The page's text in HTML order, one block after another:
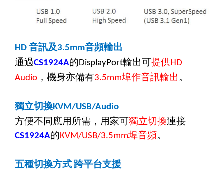
HD 音訊及 3.5mm音頻輸出
通過CS1924A的 DisplayPort輸出可提供HD
Audio ，機身亦備有3.5mm埠作音訊輸出 。
獨立切換KVM/USB/Audio
方便不同應用所需，用家可獨立切換連接
CS1924A的KVM/USB/3.5mm埠音頻。
五種切換方式 跨平台支援